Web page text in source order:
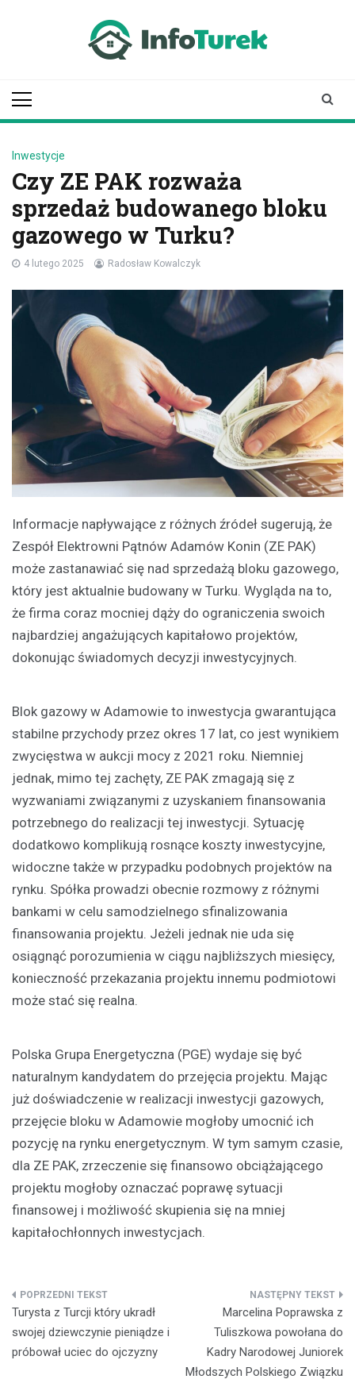
Inwestycje
Czy ZE PAK rozważa
sprzedaż budowanego bloku
gazowego w Turku?
4 lutego 2025 Radosław Kowalczyk
Informacje napływające z różnych źródeł sugerują, że
Zespół Elektrowni Pątnów Adamów Konin (ZE PAK)
może zastanawiać się nad sprzedażą bloku gazowego,
który jest aktualnie budowany w Turku. Wygląda na to,
że firma coraz mocniej dąży do ograniczenia swoich
najbardziej angażujących kapitałowo projektów,
dokonując świadomych decyzji inwestycyjnych.
Blok gazowy w Adamowie to inwestycja gwarantująca
stabilne przychody przez okres 17 lat, co jest wynikiem
zwycięstwa w aukcji mocy z 2021 roku. Niemniej
jednak, mimo tej zachęty, ZE PAK zmagają się z
wyzwaniami związanymi z uzyskaniem finansowania
potrzebnego do realizacji tej inwestycji. Sytuację
dodatkowo komplikują rosnące koszty inwestycyjne,
widoczne także w przypadku podobnych projektów na
rynku. Spółka prowadzi obecnie rozmowy z różnymi
bankami w celu samodzielnego sfinalizowania
finansowania projektu. Jeżeli jednak nie uda się
osiągnąć porozumienia w ciągu najbliższych miesięcy,
konieczność przekazania projektu innemu podmiotowi
może stać się realna.
Polska Grupa Energetyczna (PGE) wydaje się być
naturalnym kandydatem do przejęcia projektu. Mając
już doświadczenie w realizacji inwestycji gazowych,
przejęcie bloku w Adamowie mogłoby umocnić ich
pozycję na rynku energetycznym. W tym samym czasie,
dla ZE PAK, zrzeczenie się finansowo obciążającego
projektu mogłoby oznaczać poprawę sytuacji
finansowej i możliwość skupienia się na mniej
kapitałochłonnych inwestycjach.
Nawigacja
wpisu
Turysta z Turcji który ukradł
swojej dziewczynie pieniądze i
próbował uciec do ojczyzny
Marcelina Poprawska z
Tuliszkowa powołana do
Kadry Narodowej Juniorek
Młodszych Polskiego Związku